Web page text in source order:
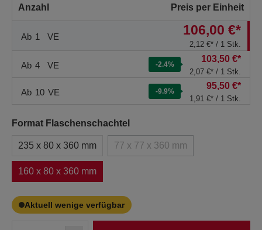
Anzahl Preis per Einheit
Ab 1 VE 106,00 €*
2,12 €* / 1 Stk.
Ab 4 VE -2.4%
103,50 €*
2,07 €* / 1 Stk.
Ab 10 VE -9.9%
95,50 €*
1,91 €* / 1 Stk.
Format Flaschenschachtel
235 x 80 x 360 mm 77 x 77 x 360 mm
160 x 80 x 360 mm
Aktuell wenige verfügbar